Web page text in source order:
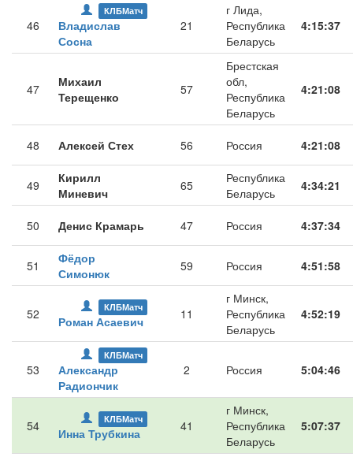
46
КЛБМатч
Владислав
Сосна
21
г Лида,
Республика
Беларусь
4:15:37
47
Михаил
Терещенко
57
Брестская
обл,
Республика
Беларусь
4:21:08
48 Алексей Стех 56 Россия 4:21:08
49
Кирилл
Миневич
65
Республика
Беларусь
4:34:21
50 Денис Крамарь 47 Россия 4:37:34
51
Фёдор
Симонюк
59 Россия 4:51:58
52 КЛБМатч
Роман Асаевич 11
г Минск,
Республика
Беларусь
4:52:19
53
КЛБМатч
Александр
Радиончик
2 Россия 5:04:46
54 КЛБМатч
Инна Трубкина 41
г Минск,
Республика
Беларусь
5:07:37